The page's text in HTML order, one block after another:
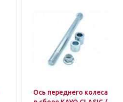
Ось переднего колеса